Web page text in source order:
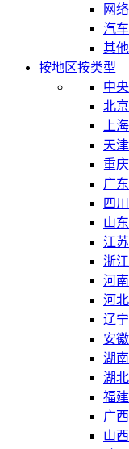
网
汽车
其他
按地区按类型
中
北京
上海
天津
重庆
广东
四川
山东
江苏
浙江
河南
河北
辽宁
安徽
湖南
湖北
福建
广西
山西